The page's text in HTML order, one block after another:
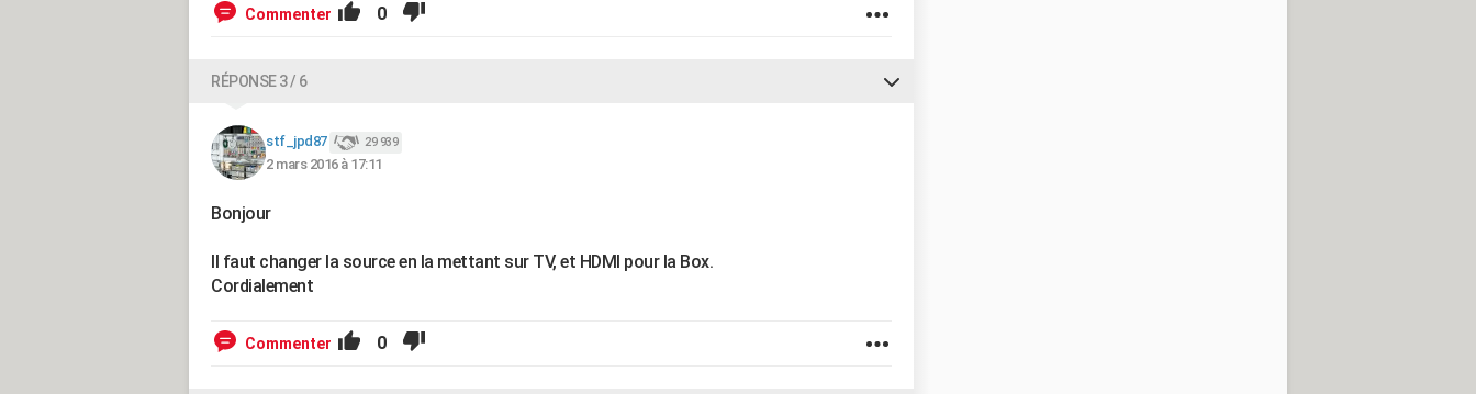
Commenter 0
RÉPONSE 3 / 6
stf_jpd87 29 939
2 mars 2016 à 17:11
Bonjour
Il faut changer la source en la mettant sur TV, et HDMI pour la Box.
Cordialement
Commenter 0